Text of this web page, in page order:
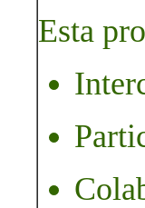
Esta